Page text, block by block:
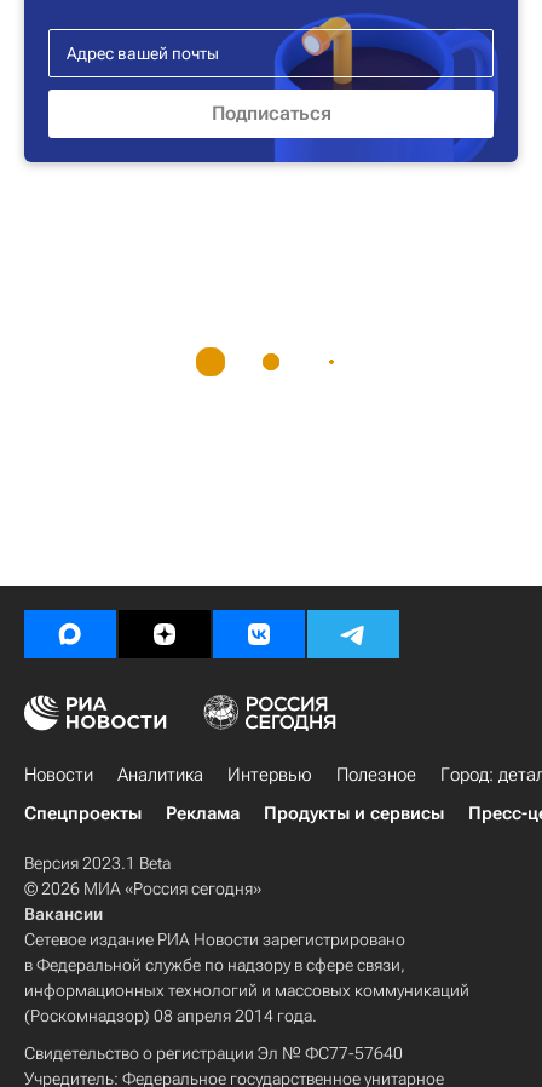
Новости Аналитика Интервью Полезное
Город:
Спецпроекты
Реклама Продукты и сервисы Пресс-
Версия 2023.1 Beta
© 2026 МИА «Россия сегодня»
Вакансии
Сетевое издание РИА Новости зарегистрировано
в Федеральной службе по надзору в сфере связи,
информационных технологий и массовых коммуникаций
(Роскомнадзор) 08 апреля 2014 года.
Свидетельство о регистрации Эл № ФС77-57640
Учредитель: Федеральное государственное унитарное